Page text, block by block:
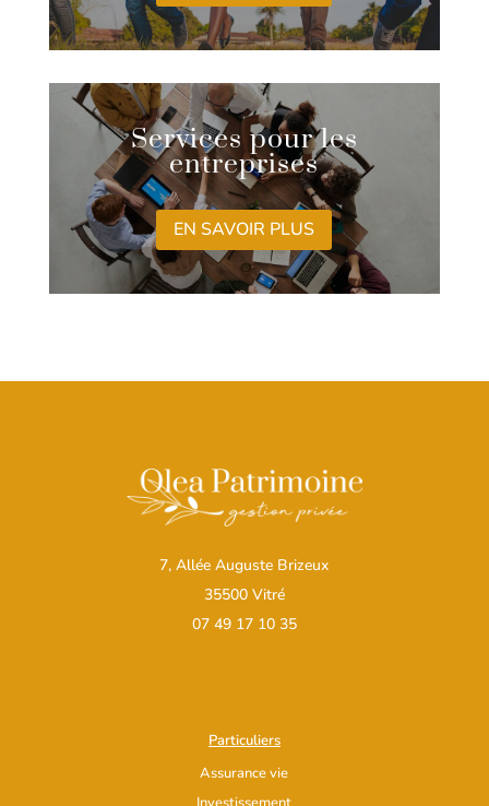
Services pour les
entreprises
EN SAVOIR PLUS
7, Allée Auguste Brizeux
35500 Vitré
07 49 17 10 35
Particuliers
Assurance vie